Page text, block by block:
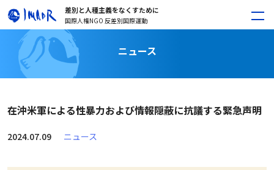
差別と人種主義をなくすために
国際人権NGO 反差別国際運動
ニュース
在沖米軍による性暴力および情報隠蔽に抗議する緊急声明
2024.07.09 ニュース